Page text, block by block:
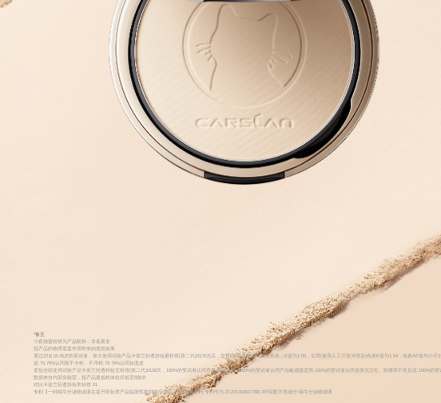
*备注
小夜猫蜜粉饼为产品昵称，非备案名
指产品的物理遮盖作用带来的视觉效果
通过22名18-35岁的受试者，单次使用试验产品卡姿兰轻透持妆蜜粉饼(第二代)01冲洗后，左臂(使用蒸馏水冲洗后色差△E值为1.55，右臂(使用人工汗波冲洗后)色差E值为1.54，色差AE值均
皮:75.76%认同面不卡粉、不浮粉:78.79%认同妆面皮
柔焦连续使用试验产品卡姿兰轻透持妆宝粉饼(第二代)0128天，100%的受试者认同产品温和不刺、100%的受试者认同产品敏感肌适用:100%的受试者认同皮肤无泛红、刺痛等不良反应:100%的
数据来自内部实验室，指产品最低粉体粒径低至5微米
对比卡姿兰轻透持妆常粉饼 01
专利【一种蜗牛分泌物滤液在提升彩妆类产品贴肤性能中的应用】,中国发明专利,专利号为:ZL201410617398.3对应配方表成分:蜗牛分泌物滤液